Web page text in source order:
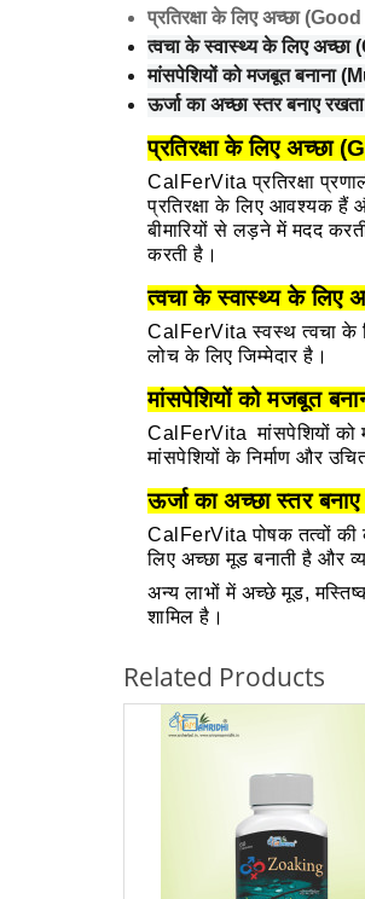
प्रतिरक्षा के लिए अच्छा
त्वचा के स्वास्थ्य के लिए
मांसपेशियों को मजबूत
ऊर्जा का अच्छा स्तर बनाए
प्रतिरक्षा के लिए
CalFerVita प्रतिरक्षा
प्रतिरक्षा के लिए आवश्यक हैं
बीमारियों से लड़ने में मदद
करती है।
त्वचा के स्वास्थ्य के
CalFerVita स्वस्थ त्वचा के
लोच के लिए जिम्मेदार है।
मांसपेशियों को मजबूत
CalFerVita मांसपेशियों को
मांसपेशियों के निर्माण और
ऊर्जा का अच्छा स्तर
CalFerVita पोषक तत्वों की
लिए अच्छा मूड बनाती है और
अन्य लाभों में अच्छे मूड,
शामिल है।
Related Products